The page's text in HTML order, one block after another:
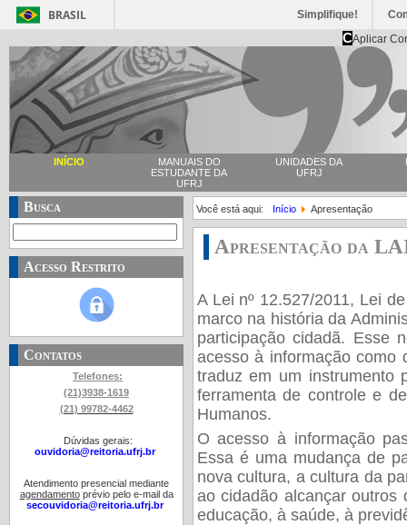
BRASIL Simplifique!
CAplicar
INÍCIO
MANUAIS DO
ESTUDANTE DA
UFRJ
UNIDADES DA
UFRJ
Busca
Acesso Restrito
Contatos
Telefones:
(21)3938-1619
(21) 99782-4462
Dúvidas gerais:
ouvidoria@reitoria.ufrj.br
Atendimento presencial mediante
agendamentoprévio pelo e-mail da
secouvidoria@reitoria.ufrj.br
Você está aqui: Início Apresentação
Apresentação da
A Lei nº 12.527/2011, Lei
marco na história da
participação cidadã. Esse
acesso à informação como
traduz em um instrumento
ferramenta de controle e
Humanos.
O acesso à informação
Essa é uma mudança de
nova cultura, a cultura da
ao cidadão alcançar outros
educação, à saúde, à